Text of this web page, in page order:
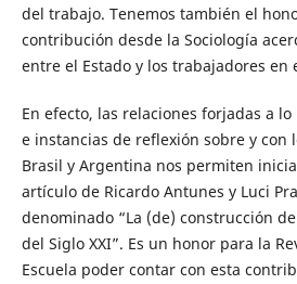
del trabajo. Tenemos también el
contribución desde la Sociología
entre el Estado y los trabajadores en
En efecto, las relaciones forjadas a
e instancias de reflexión sobre y con
Brasil y Argentina nos permiten
artículo de Ricardo Antunes y Luci
denominado “La (de) construcción
del Siglo XXI”. Es un honor para la
Escuela poder contar con esta